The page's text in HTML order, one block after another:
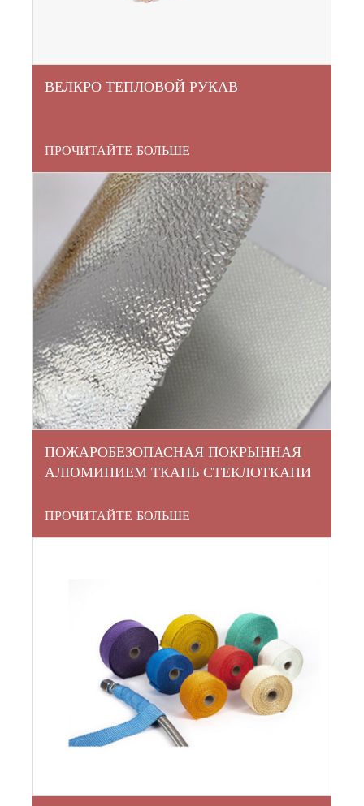
ВЕЛКРО ТЕПЛОВОЙ РУКАВ
ПРОЧИТАЙТЕ БОЛЬШЕ
ПОЖАРОБЕЗОПАСНАЯ ПОКРЫННАЯ
АЛЮМИНИЕМ ТКАНЬ СТЕКЛОТКАНИ
ПРОЧИТАЙТЕ БОЛЬШЕ